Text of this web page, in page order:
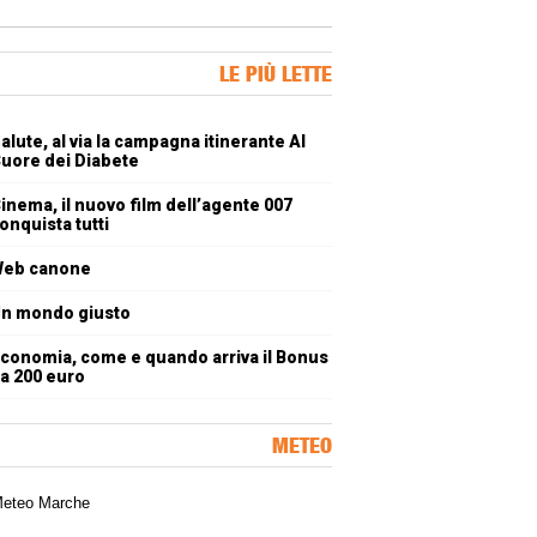
LE PIÙ LETTE
al via la campagna itinerante Al
dei Diabete
il nuovo film dell’agente 007
tutti
canone
mondo giusto
come e quando arriva il Bonus
200 euro
METEO
meteorologica delle Marche